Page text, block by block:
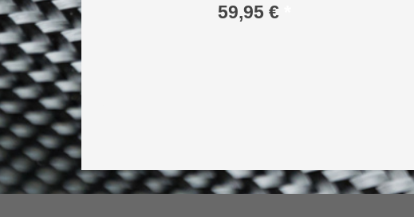
*
59,95 €